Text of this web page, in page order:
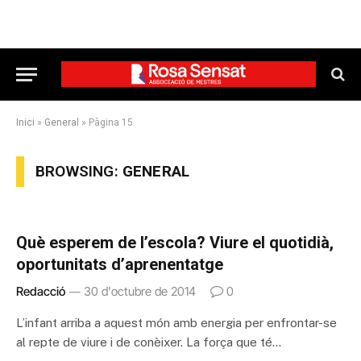
Inici » General » Pàgina 15
BROWSING: GENERAL
Què esperem de l’escola? Viure el quotidià,
oportunitats d’aprenentatge
Redacció 30 d'octubre de 2014 0
L’infant arriba a aquest món amb energia per enfrontar-se
al repte de viure i de conèixer. La força que té…